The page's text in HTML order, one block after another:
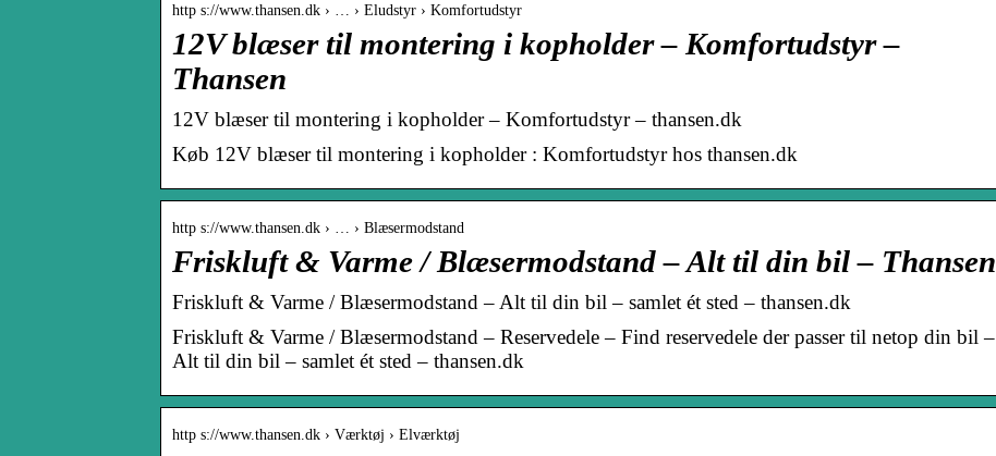
http s://www.thansen.dk › … › Eludstyr › Komfortudstyr
12V blæser til montering i kopholder – Komfortudstyr –
Thansen
12V blæser til montering i kopholder – Komfortudstyr – thansen.dk
Køb 12V blæser til montering i kopholder : Komfortudstyr hos thansen.dk
http s://www.thansen.dk › … › Blæsermodstand
Friskluft & Varme / Blæsermodstand – Alt til din bil – Thansen
Friskluft & Varme / Blæsermodstand – Alt til din bil – samlet ét sted – thansen.dk
Friskluft & Varme / Blæsermodstand – Reservedele – Find reservedele der passer til netop din bil –
Alt til din bil – samlet ét sted – thansen.dk
http s://www.thansen.dk › Værktøj › Elværktøj